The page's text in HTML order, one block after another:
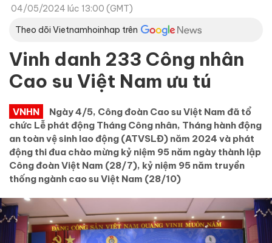
04/05/2024 lúc 13:00 (GMT)
Theo dõi Vietnamhoinhap trên
Vinh danh 233 Công nhân
Cao su Việt Nam ưu tú
VNHN
Ngày 4/5, Công đoàn Cao su Việt Nam đã tổ
chức Lễ phát động Tháng Công nhân, Tháng hành động
an toàn vệ sinh lao động (ATVSLĐ) năm 2024 và phát
động thi đua chào mừng kỷ niệm 95 năm ngày thành lập
Công đoàn Việt Nam (28/7), kỷ niệm 95 năm truyền
thống ngành cao su Việt Nam (28/10)